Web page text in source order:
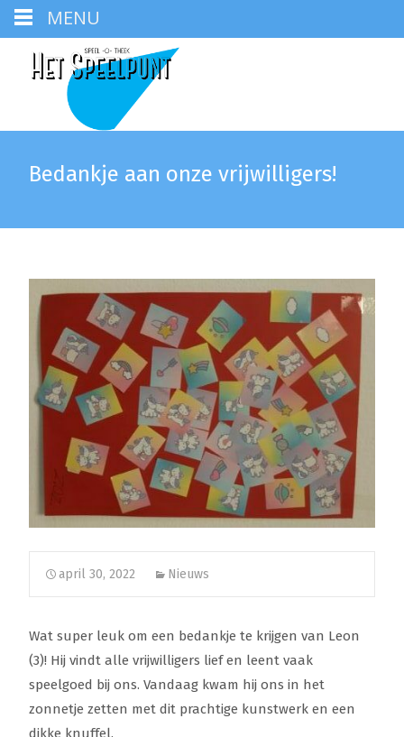
Bedankje aan onze vrijwilligers!
april 30, 2022 Nieuws
Wat super leuk om een bedankje te krijgen van Leon
(3)! Hij vindt alle vrijwilligers lief en leent vaak
speelgoed bij ons. Vandaag kwam hij ons in het
zonnetje zetten met dit prachtige kunstwerk en een
dikke knuffel.
MENU